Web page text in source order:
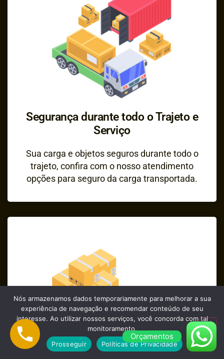
Segurança durante todo o Trajeto e
Serviço
Sua carga e objetos seguros durante todo o
trajeto, confira com o nosso atendimento
opções para seguro da carga transportada.
Orçamentos
Nós armazenamos dados temporariamente para melhorar a sua
experiência de navegação e recomendar conteúdo de seu
interesse. Ao utilizar nossos serviços, você concorda com tal
monitoramento.
Prosseguir
Políticas de Privacidade